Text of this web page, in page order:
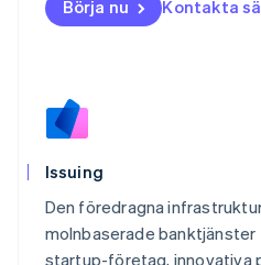
Börja nu Kontakta
Issuing
Den föredragna
molnbaserade
startup-företag, innovativa
Norge
Polen
Português
Rumänien
English
Schweiz
DeutschFrançaisItaliano